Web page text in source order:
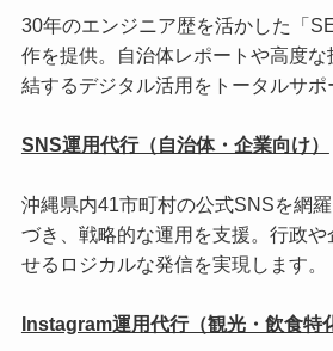
30年のエンジニア歴を活かした「
作を提供。自治体レポートや高度
結するデジタル活用をトータルサポ
SNS運用代行（自治体・企業向け）
沖縄県内41市町村の公式SNSを網
づき、戦略的な運用を支援。行政や
せるロジカルな発信を実現します。
Instagram運用代行（観光・飲食特